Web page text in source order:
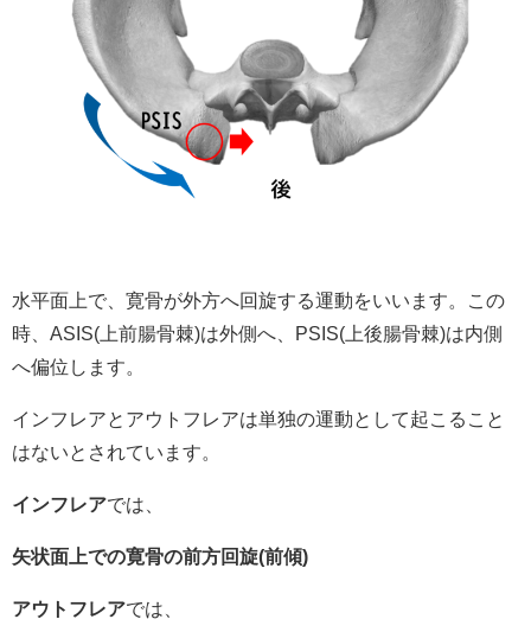
水平面上で、寛骨が外方へ回旋する運動をいいます。この
時、ASIS(上前腸骨棘)は外側へ、PSIS(上後腸骨棘)は内側
へ偏位します。
インフレアとアウトフレアは単独の運動として起こること
はないとされています。
インフレアでは、
矢状面上での寛骨の前方回旋(前傾)
アウトフレアでは、